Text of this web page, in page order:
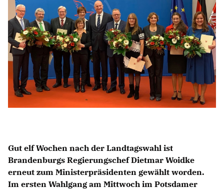
Kleine Anfragen
CDU Deutschland
CDU Fraktion im Brandenburger Landtag
CDU Brandenburg
CDU Potsdam
Gut elf Wochen nach der Landtagswahl ist
Brandenburgs Regierungschef Dietmar Woidke
erneut zum Ministerpräsidenten gewählt worden.
Im ersten Wahlgang am Mittwoch im Potsdamer